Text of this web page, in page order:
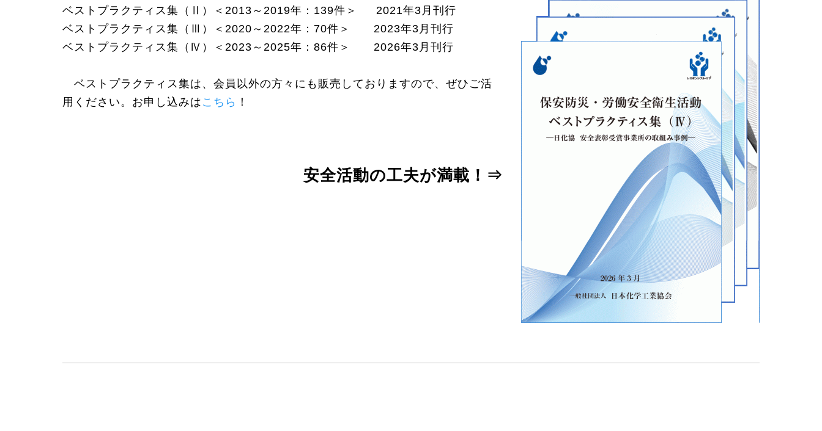
ベストプラクティス集（Ⅱ）＜2013～2019年：139件＞ 2021年3月刊行
ベストプラクティス集（Ⅲ）＜2020～2022年：70件＞ 2023年3月刊行
ベストプラクティス集（Ⅳ）＜2023～2025年：86件＞ 2026年3月刊行
ベストプラクティス集は、会員以外の方々にも販売しておりますので、ぜひご活
用ください。お申し込みは こちら ！
安全活動の工夫が満載！⇒